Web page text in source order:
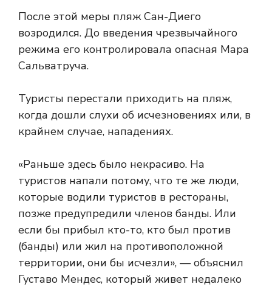
После этой меры пляж Сан-Диего
возродился. До введения чрезвычайного
режима его контролировала опасная Мара
Сальватруча.
Туристы перестали приходить на пляж,
когда дошли слухи об исчезновениях или, в
крайнем случае, нападениях.
«Раньше здесь было некрасиво. На
туристов напали потому, что те же люди,
которые водили туристов в рестораны,
позже предупредили членов банды. Или
если бы прибыл кто-то, кто был против
(банды) или жил на противоположной
территории, они бы исчезли», — объяснил
Густаво Мендес, который живет недалеко